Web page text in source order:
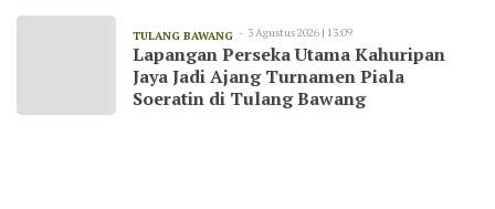
TULANG BAWANG 3 Agustus 2026 | 13:09
Lapangan Perseka Utama Kahuripan
Jaya Jadi Ajang Turnamen Piala
Soeratin di Tulang Bawang